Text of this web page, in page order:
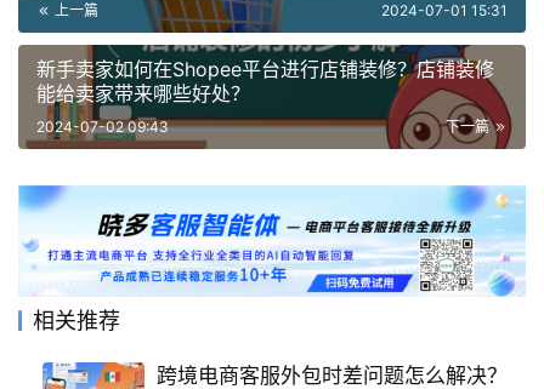
上一篇 2024-07-01 15:31
新手卖家如何在Shopee平台进行店铺装修？店铺装修
能给卖家带来哪些好处？
下一篇
2024-07-02 09:43
相关推荐
跨境电商客服外包时差问题怎么解决？